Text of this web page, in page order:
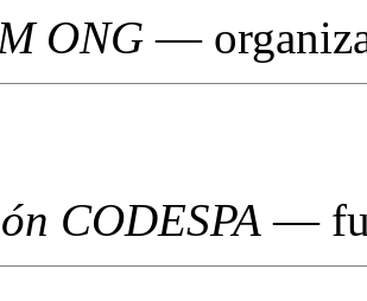
ONG —
CODESPA —